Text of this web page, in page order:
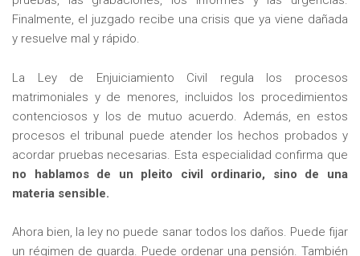
Finalmente, el juzgado recibe una crisis que ya viene dañada
y resuelve mal y rápido.
La Ley de Enjuiciamiento Civil regula los procesos
matrimoniales y de menores, incluidos los procedimientos
contenciosos y los de mutuo acuerdo. Además, en estos
procesos el tribunal puede atender los hechos probados y
acordar pruebas necesarias. Esta especialidad confirma que
no hablamos de un pleito civil ordinario, sino de una
materia sensible.
Ahora bien, la ley no puede sanar todos los daños. Puede fijar
un régimen de guarda. Puede ordenar una pensión. También